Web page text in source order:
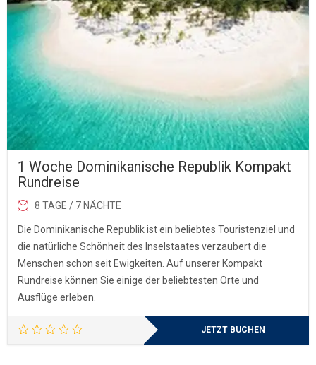
1 Woche Dominikanische Republik Kompakt
Rundreise
8 TAGE / 7 NÄCHTE
Die Dominikanische Republik ist ein beliebtes Touristenziel und
die natürliche Schönheit des Inselstaates verzaubert die
Menschen schon seit Ewigkeiten. Auf unserer Kompakt
Rundreise können Sie einige der beliebtesten Orte und
Ausflüge erleben.
JETZT BUCHEN